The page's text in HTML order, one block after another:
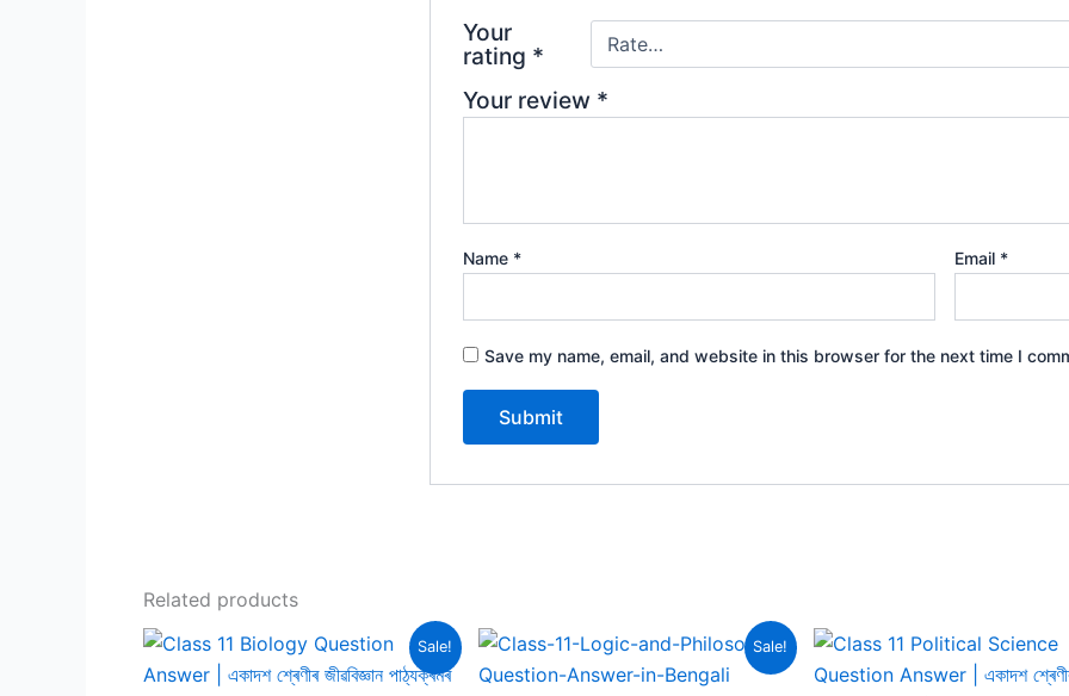
Your
rating *
Your review *
Name * Email *
Save my name, email, and website in this browser for the next time I
Related products
Sale! Sale!